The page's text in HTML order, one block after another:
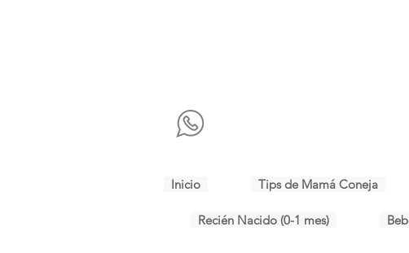
Inicio Tips de Mamá Coneja
Recién Nacido (0-1 mes)